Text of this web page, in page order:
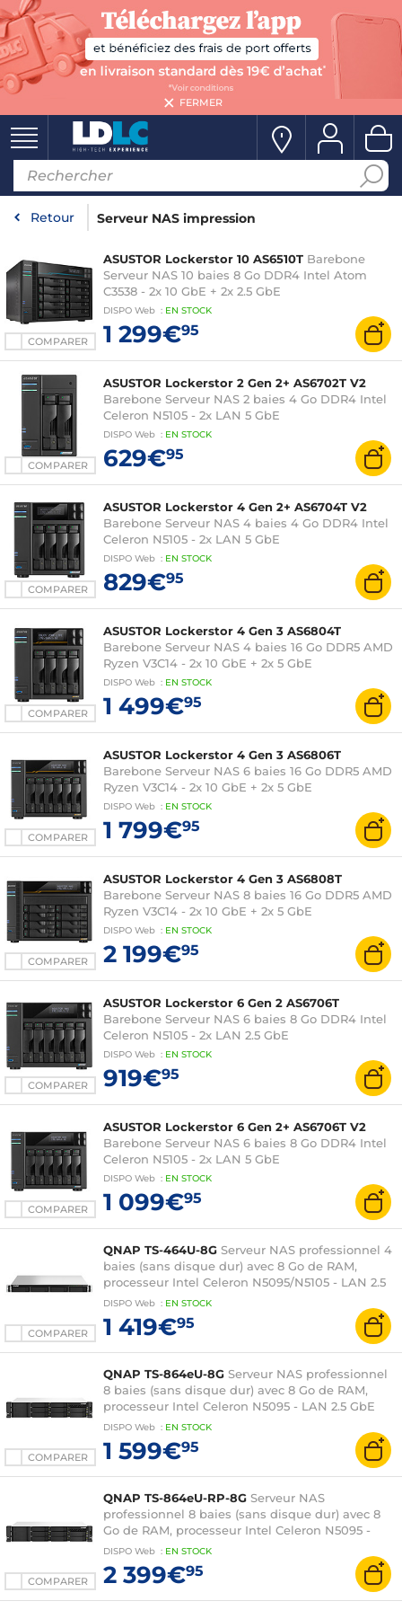
FERMER
Retour Serveur NAS impression
COMPARER
ASUSTOR Lockerstor 10 AS6510T Barebone
Serveur NAS 10 baies 8 Go DDR4 Intel Atom
C3538 - 2x 10 GbE + 2x 2.5 GbE
DISPO Web : EN STOCK
1 299€95
COMPARER
ASUSTOR Lockerstor 2 Gen 2+ AS6702T V2
Barebone Serveur NAS 2 baies 4 Go DDR4 Intel
Celeron N5105 - 2x LAN 5 GbE
DISPO Web : EN STOCK
629€95
COMPARER
ASUSTOR Lockerstor 4 Gen 2+ AS6704T V2
Barebone Serveur NAS 4 baies 4 Go DDR4 Intel
Celeron N5105 - 2x LAN 5 GbE
DISPO Web : EN STOCK
829€95
COMPARER
ASUSTOR Lockerstor 4 Gen 3 AS6804T
Barebone Serveur NAS 4 baies 16 Go DDR5 AMD
Ryzen V3C14 - 2x 10 GbE + 2x 5 GbE
DISPO Web : EN STOCK
1 499€95
COMPARER
ASUSTOR Lockerstor 4 Gen 3 AS6806T
Barebone Serveur NAS 6 baies 16 Go DDR5 AMD
Ryzen V3C14 - 2x 10 GbE + 2x 5 GbE
DISPO Web : EN STOCK
1 799€95
COMPARER
ASUSTOR Lockerstor 4 Gen 3 AS6808T
Barebone Serveur NAS 8 baies 16 Go DDR5 AMD
Ryzen V3C14 - 2x 10 GbE + 2x 5 GbE
DISPO Web : EN STOCK
2 199€95
COMPARER
ASUSTOR Lockerstor 6 Gen 2 AS6706T
Barebone Serveur NAS 6 baies 8 Go DDR4 Intel
Celeron N5105 - 2x LAN 2.5 GbE
DISPO Web : EN STOCK
919€95
COMPARER
ASUSTOR Lockerstor 6 Gen 2+ AS6706T V2
Barebone Serveur NAS 6 baies 8 Go DDR4 Intel
Celeron N5105 - 2x LAN 5 GbE
DISPO Web : EN STOCK
1 099€95
COMPARER
QNAP TS-464U-8G Serveur NAS professionnel 4
baies (sans disque dur) avec 8 Go de RAM,
processeur Intel Celeron N5095/N5105 - LAN 2.5
GbE (sans disque dur)
DISPO Web : EN STOCK
1 419€95
COMPARER
QNAP TS-864eU-8G Serveur NAS professionnel
8 baies (sans disque dur) avec 8 Go de RAM,
processeur Intel Celeron N5095 - LAN 2.5 GbE
(sans disque dur)
DISPO Web : EN STOCK
1 599€95
COMPARER
QNAP TS-864eU-RP-8G Serveur NAS
professionnel 8 baies (sans disque dur) avec 8
Go de RAM, processeur Intel Celeron N5095 -
LAN 2.5 GbE - Alimentation redondante (sans
DISPO Web : EN STOCK
2 399€95